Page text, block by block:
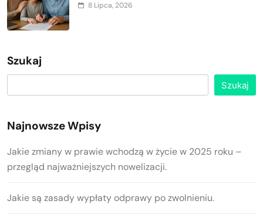
8 Lipca, 2026
Szukaj
Szukaj
Najnowsze Wpisy
Jakie zmiany w prawie wchodzą w życie w 2025 roku –
przegląd najważniejszych nowelizacji.
Jakie są zasady wypłaty odprawy po zwolnieniu.